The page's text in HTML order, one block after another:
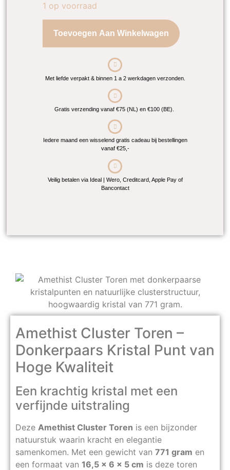
1 op voorraad
Toevoegen Aan Winkelwagen
Met liefde verpakt & binnen 1 a 2 werkdagen verzonden.
Gratis verzending vanaf €75 (NL) en €100 (BE).
Iedere maand een wisselend gratis cadeau bij bestellingen
vanaf €25,-
Veilig betalen via Ideal | Wero, Creditcard, Apple Pay of
Bancontact
Amethist Cluster Toren –
Donkerpaars Kristal Punt van
Hoge Kwaliteit
Een krachtig kristal met een
verfijnde uitstraling
Deze Amethist Cluster Toren is een bijzonder
natuurstuk waarin kracht en elegantie
samenkomen. Met een gewicht van 771 gram en
een formaat van 16,5 x 6 x 5 cm is deze toren